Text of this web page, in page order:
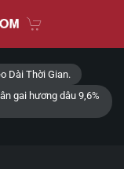
Dài Thời Gian.
gai hương dâu 9,6%